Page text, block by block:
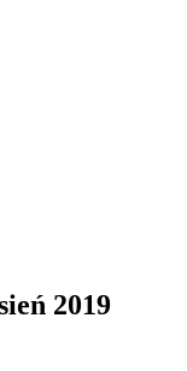
2019